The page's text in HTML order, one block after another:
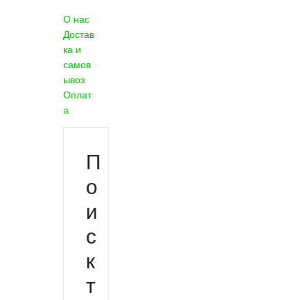
О нас
Достав
ка и
самов
ывоз
Оплат
а
П
о
и
с
к
т